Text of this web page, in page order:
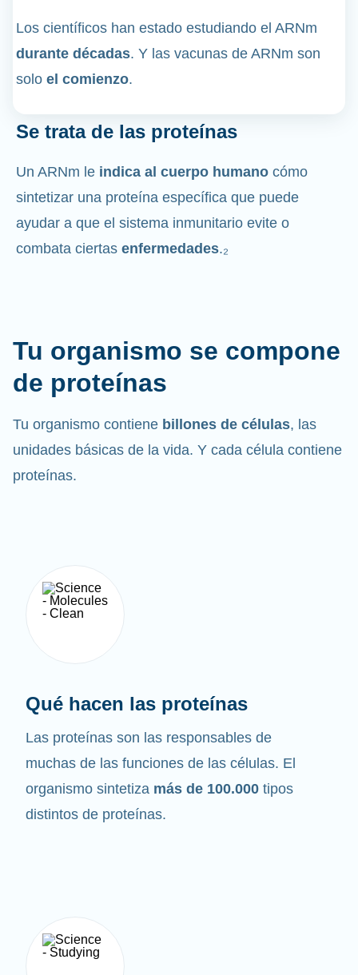
Los científicos han estado estudiando el ARNm
durante décadas. Y las vacunas de ARNm son
solo el comienzo.
Se trata de las proteínas
Un ARNm le indica al cuerpo humano cómo
sintetizar una proteína específica que puede
ayudar a que el sistema inmunitario evite o
combata ciertas enfermedades.₂
Tu organismo se compone
de proteínas
Tu organismo contiene billones de células, las
unidades básicas de la vida. Y cada célula contiene
proteínas.
Qué hacen las proteínas
Las proteínas son las responsables de
muchas de las funciones de las células. El
organismo sintetiza más de 100.000 tipos
distintos de proteínas.